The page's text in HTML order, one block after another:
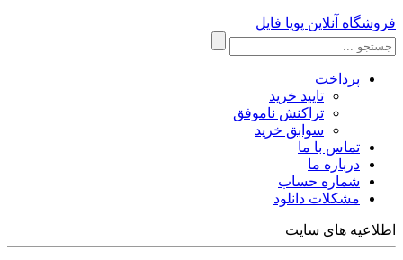
فروشگاه آنلاین پویا فایل
پرداخت
تایید خرید
تراکنش ناموفق
سوابق خرید
تماس با ما
درباره ما
شماره حساب
مشکلات دانلود
اطلاعیه های سایت